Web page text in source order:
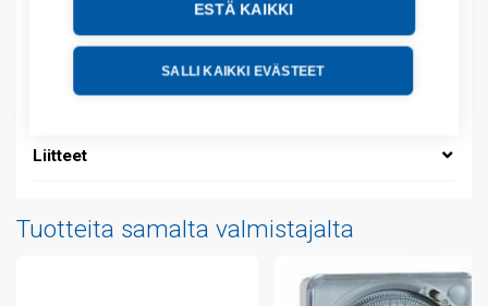
ESTÄ KAIKKI
SALLI KAIKKI EVÄSTEET
Lisätiedot
Liitteet
Tuotteita samalta valmistajalta